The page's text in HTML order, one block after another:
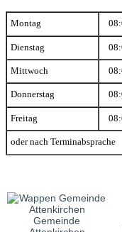
Montag
Dienstag
Mittwoch
Donnerstag
Freitag
oder nach Terminabsprache
Gemeinde